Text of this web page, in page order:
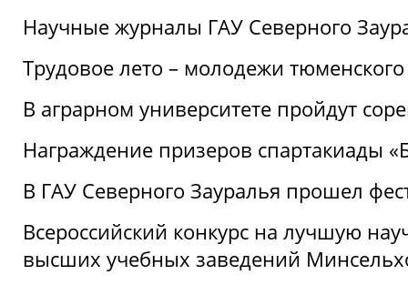
Научные журналы ГАУ Северного
Трудовое лето – молодежи
В аграрном университете пройдут
Награждение призеров спартакиады
В ГАУ Северного Зауралья прошел
Всероссийский конкурс на лучшую
высших учебных заведений